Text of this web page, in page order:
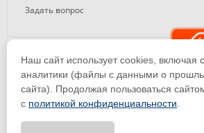
Задать вопрос
© 2008 — 2026. ООО «ТК Вэлд Плюс»
Email: ideasvarki@wp116.ru
Тел.: 8 800 101-08-75 (с 10:00 до 19:00)
ООО «Торговая Компания Вэлд Плюс» | ИНН
Наш сайт использует cookies, включая
аналитики (файлы с данными о
сайта). Продолжая пользоваться
с политикой конфиденциальности